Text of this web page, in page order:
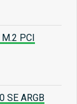
PCI
SE ARGB